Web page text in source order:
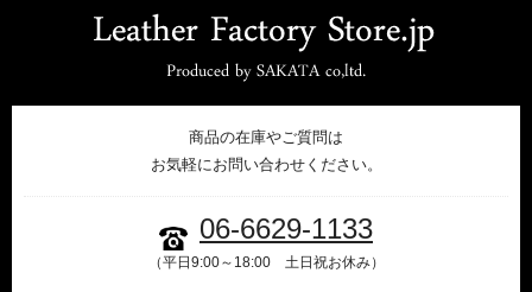
商品の在庫やご質問は
お気軽にお問い合わせください。
06-6629-1133
（平日9:00～18:00 土日祝お休み）